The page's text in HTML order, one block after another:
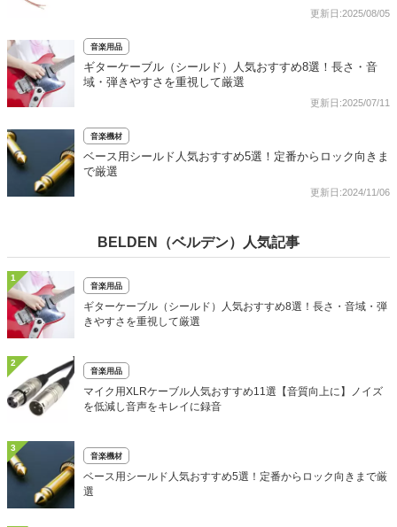
更新日:2025/08/05
音楽用品
ギターケーブル（シールド）人気おすすめ8選！長さ・音
域・弾きやすさを重視して厳選
更新日:2025/07/11
音楽機材
ベース用シールド人気おすすめ5選！定番からロック向きま
で厳選
更新日:2024/11/06
BELDEN（ベルデン）人気記事
1
音楽用品
ギターケーブル（シールド）人気おすすめ8選！長さ・音域・弾
きやすさを重視して厳選
2
音楽用品
マイク用XLRケーブル人気おすすめ11選【音質向上に】ノイズ
を低減し音声をキレイに録音
3
音楽機材
ベース用シールド人気おすすめ5選！定番からロック向きまで厳
選